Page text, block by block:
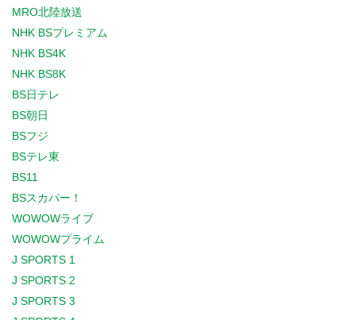
MRO北陸放送
NHK BSプレミアム
NHK BS4K
NHK BS8K
BS日テレ
BS朝日
BSフジ
BSテレ東
BS11
BSスカパー！
WOWOWライブ
WOWOWプライム
J SPORTS 1
J SPORTS 2
J SPORTS 3